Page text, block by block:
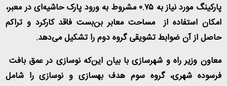
پارکینگ مورد نیاز به ۰.۷۵ مشروط به ورود پارک حاشیه‌ای در معبر،
امکان استفاده از مساحت معابر بن‌بست فاقد کارکرد و تراکم
حاصل از آن ضوابط تشویقی گروه دوم را تشکیل می‌دهد.
معاون وزیر راه و شهرسازی با بیان این‌که نوسازی در عمق بافت
فرسوده شهری، گروه سوم هدف بهسازی و نوسازی را شامل